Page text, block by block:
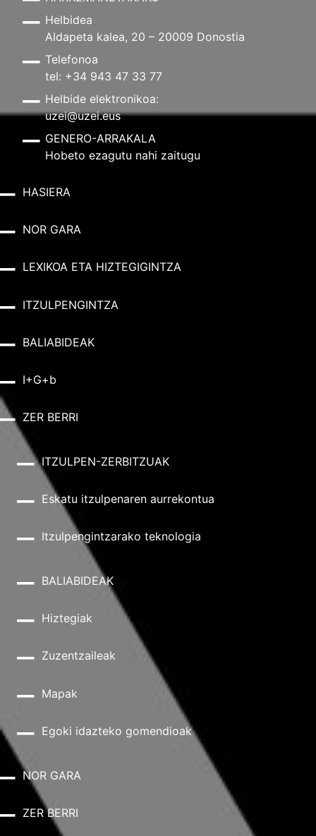
Helbidea
Aldapeta kalea, 20 – 20009 Donostia
Telefonoa
tel: +34 943 47 33 77
Helbide elektronikoa:
uzei@uzei.eus
GENERO-ARRAKALA
Hobeto ezagutu nahi zaitugu
HASIERA
NOR GARA
LEXIKOA ETA HIZTEGIGINTZA
ITZULPENGINTZA
BALIABIDEAK
I+G+b
ZER BERRI
ITZULPEN-ZERBITZUAK
Eskatu itzulpenaren aurrekontua
Itzulpengintzarako teknologia
BALIABIDEAK
Hiztegiak
Zuzentzaileak
Mapak
Egoki idazteko gomendioak
NOR GARA
ZER BERRI